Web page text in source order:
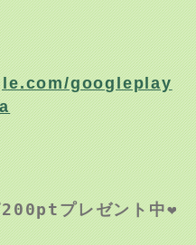
googleplay
200ptプレゼント中❤■